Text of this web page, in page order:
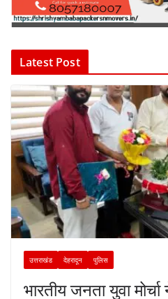
Latest Post
उत्तराखंड देहरादून पुलिस
भारतीय जनता युवा